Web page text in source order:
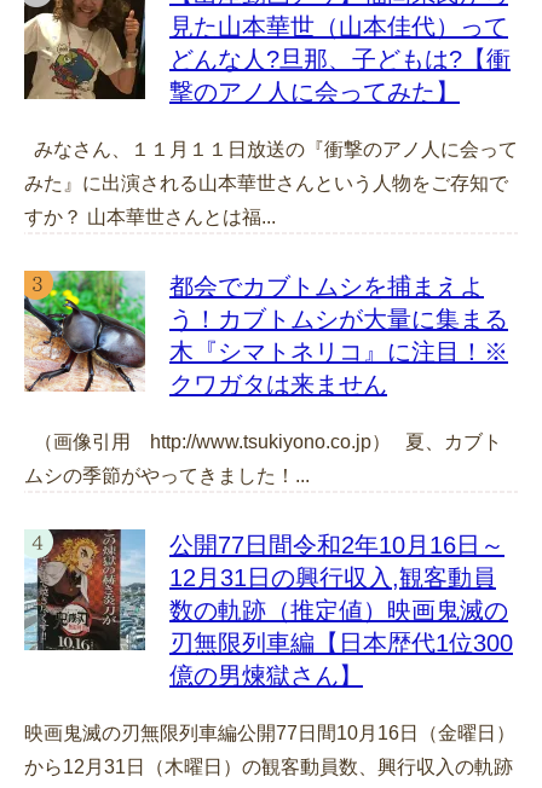
見た山本華世（山本佳代）って
どんな人?旦那、子どもは?【衝
撃のアノ人に会ってみた】
みなさん、１１月１１日放送の『衝撃のアノ人に会って
みた』に出演される山本華世さんという人物をご存知で
すか？ 山本華世さんとは福...
都会でカブトムシを捕まえよ
う！カブトムシが大量に集まる
木『シマトネリコ』に注目！※
クワガタは来ません
（画像引用 http://www.tsukiyono.co.jp） 夏、カブト
ムシの季節がやってきました！...
公開77日間令和2年10月16日～
12月31日の興行収入,観客動員
数の軌跡（推定値）映画鬼滅の
刃無限列車編【日本歴代1位300
億の男煉獄さん】
映画鬼滅の刃無限列車編公開77日間10月16日（金曜日）
から12月31日（木曜日）の観客動員数、興行収入の軌跡